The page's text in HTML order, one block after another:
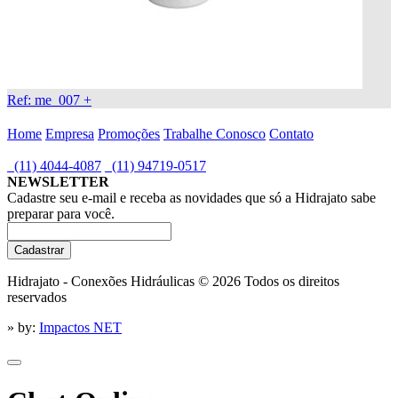
Ref: me_007 +
Home Empresa Promoções Trabalhe Conosco Contato
(11) 4044-4087
(11) 94719-0517
NEWSLETTER
Cadastre seu e-mail e receba as novidades que só a Hidrajato sabe
preparar para você.
Hidrajato - Conexões Hidráulicas © 2026 Todos os direitos
reservados
» by: Impactos NET